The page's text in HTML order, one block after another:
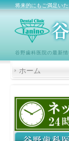
将来的にもご満足い
谷野歯科医院の最新
ホーム